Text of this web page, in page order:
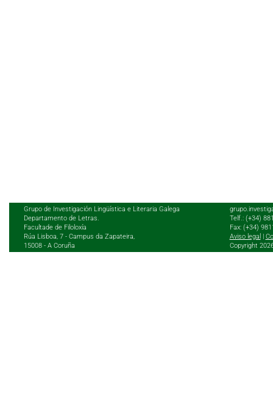
Grupo de Investigación Lingüística e Literaria Galega
Departamento de Letras.
Facultade de Filoloxía
Rúa Lisboa, 7 - Campus da Zapateira,
15008 - A Coruña
Telf.: (+34)
Fax: (+34)
Aviso legal |
Copyright